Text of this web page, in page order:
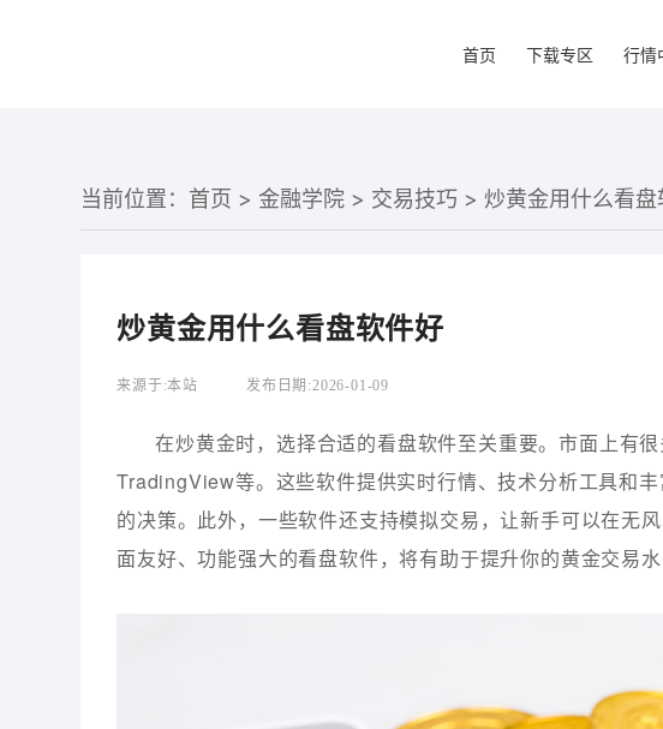
首页 下载专区 行情
当前位置： 首页 >金融学院 > 交易技巧 > 炒黄金用什么看盘
炒黄金用什么看盘软件好
来源于:本站 发布日期:2026-01-09
在炒黄金时，选择合适的看盘软件至关重要。市面上有
TradingView等。这些软件提供实时行情、技术分析工具和
的决策。此外，一些软件还支持模拟交易，让新手可以在无
面友好、功能强大的看盘软件，将有助于提升你的黄金交易水